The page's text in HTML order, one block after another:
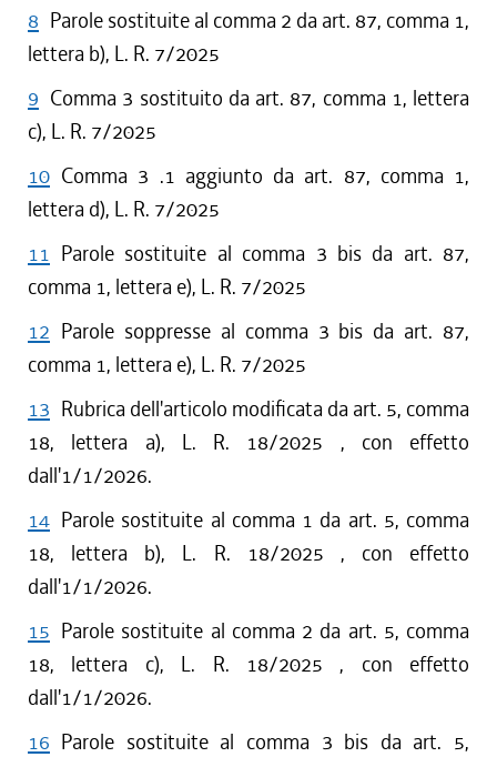
8 Parole sostituite al comma 2 da art. 87, comma 1,
lettera b), L. R. 7/2025
9 Comma 3 sostituito da art. 87, comma 1, lettera
c), L. R. 7/2025
10 Comma 3 .1 aggiunto da art. 87, comma 1,
lettera d), L. R. 7/2025
11 Parole sostituite al comma 3 bis da art. 87,
comma 1, lettera e), L. R. 7/2025
12 Parole soppresse al comma 3 bis da art. 87,
comma 1, lettera e), L. R. 7/2025
13 Rubrica dell'articolo modificata da art. 5, comma
18, lettera a), L. R. 18/2025 , con effetto
dall'1/1/2026.
14 Parole sostituite al comma 1 da art. 5, comma
18, lettera b), L. R. 18/2025 , con effetto
dall'1/1/2026.
15 Parole sostituite al comma 2 da art. 5, comma
18, lettera c), L. R. 18/2025 , con effetto
dall'1/1/2026.
16 Parole sostituite al comma 3 bis da art. 5,